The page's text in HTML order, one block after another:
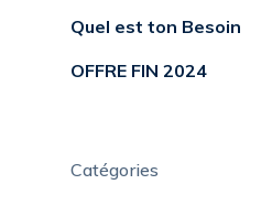
Quel est ton Besoin
OFFRE FIN 2024
Catégories